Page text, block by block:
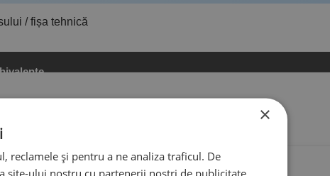
/ fișa tehnică
×
reclamele și pentru a ne analiza traficul. De
site-ului nostru cu partenerii noștri de publicitate